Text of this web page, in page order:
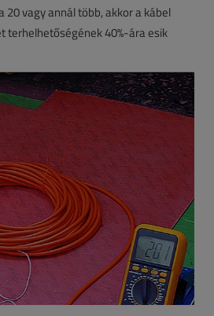
20 vagy annál több, akkor a kábel
terhelhetőségének 40%-ára esik